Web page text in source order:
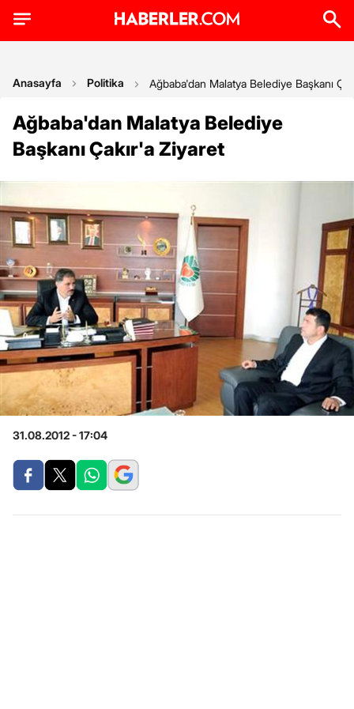
Anasayfa Politika Ağbaba'dan Malatya Belediye Başkanı
Ağbaba'dan Malatya Belediye
Başkanı Çakır'a Ziyaret
31.08.2012 - 17:04